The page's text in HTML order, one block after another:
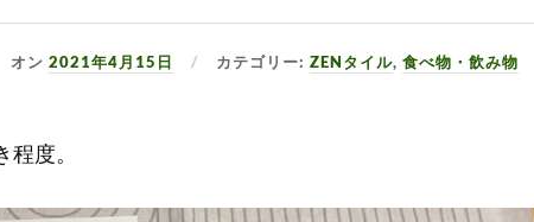
オン2021年4月15日 カテゴリー:ZENタイル,食べ物・飲み物
度。